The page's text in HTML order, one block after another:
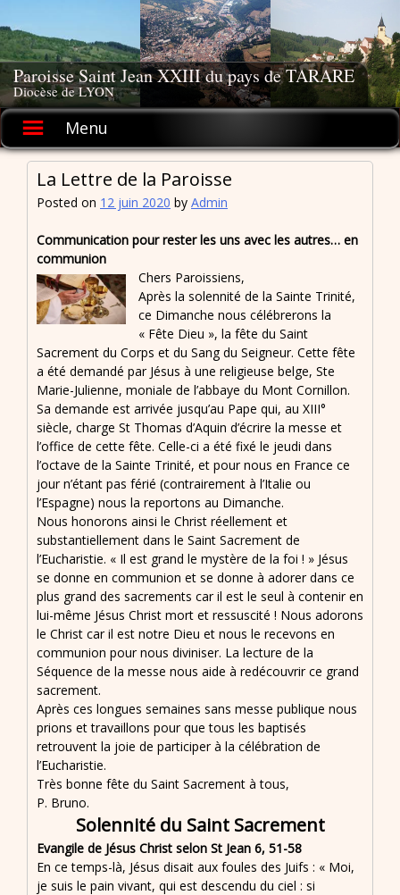
to
content
Paroisse Saint Jean XXIII du pays de TARARE
Diocèse de LYON
Menu
La Lettre de la Paroisse
Posted on 12 juin 2020 by Admin
Communication pour rester les uns avec les autres… en
communion
Chers Paroissiens,
Après la solennité de la Sainte Trinité,
ce Dimanche nous célébrerons la
« Fête Dieu », la fête du Saint
Sacrement du Corps et du Sang du Seigneur. Cette fête
a été demandé par Jésus à une religieuse belge, Ste
Marie-Julienne, moniale de l’abbaye du Mont Cornillon.
Sa demande est arrivée jusqu’au Pape qui, au XIII°
siècle, charge St Thomas d’Aquin d’écrire la messe et
l’office de cette fête. Celle-ci a été fixé le jeudi dans
l’octave de la Sainte Trinité, et pour nous en France ce
jour n’étant pas férié (contrairement à l’Italie ou
l’Espagne) nous la reportons au Dimanche.
Nous honorons ainsi le Christ réellement et
substantiellement dans le Saint Sacrement de
l’Eucharistie. « Il est grand le mystère de la foi ! » Jésus
se donne en communion et se donne à adorer dans ce
plus grand des sacrements car il est le seul à contenir en
lui-même Jésus Christ mort et ressuscité ! Nous adorons
le Christ car il est notre Dieu et nous le recevons en
communion pour nous diviniser. La lecture de la
Séquence de la messe nous aide à redécouvrir ce grand
sacrement.
Après ces longues semaines sans messe publique nous
prions et travaillons pour que tous les baptisés
retrouvent la joie de participer à la célébration de
l’Eucharistie.
Très bonne fête du Saint Sacrement à tous,
P. Bruno.
Solennité du Saint Sacrement
Evangile de Jésus Christ selon St Jean 6, 51-58
En ce temps-là, Jésus disait aux foules des Juifs : « Moi,
je suis le pain vivant, qui est descendu du ciel : si